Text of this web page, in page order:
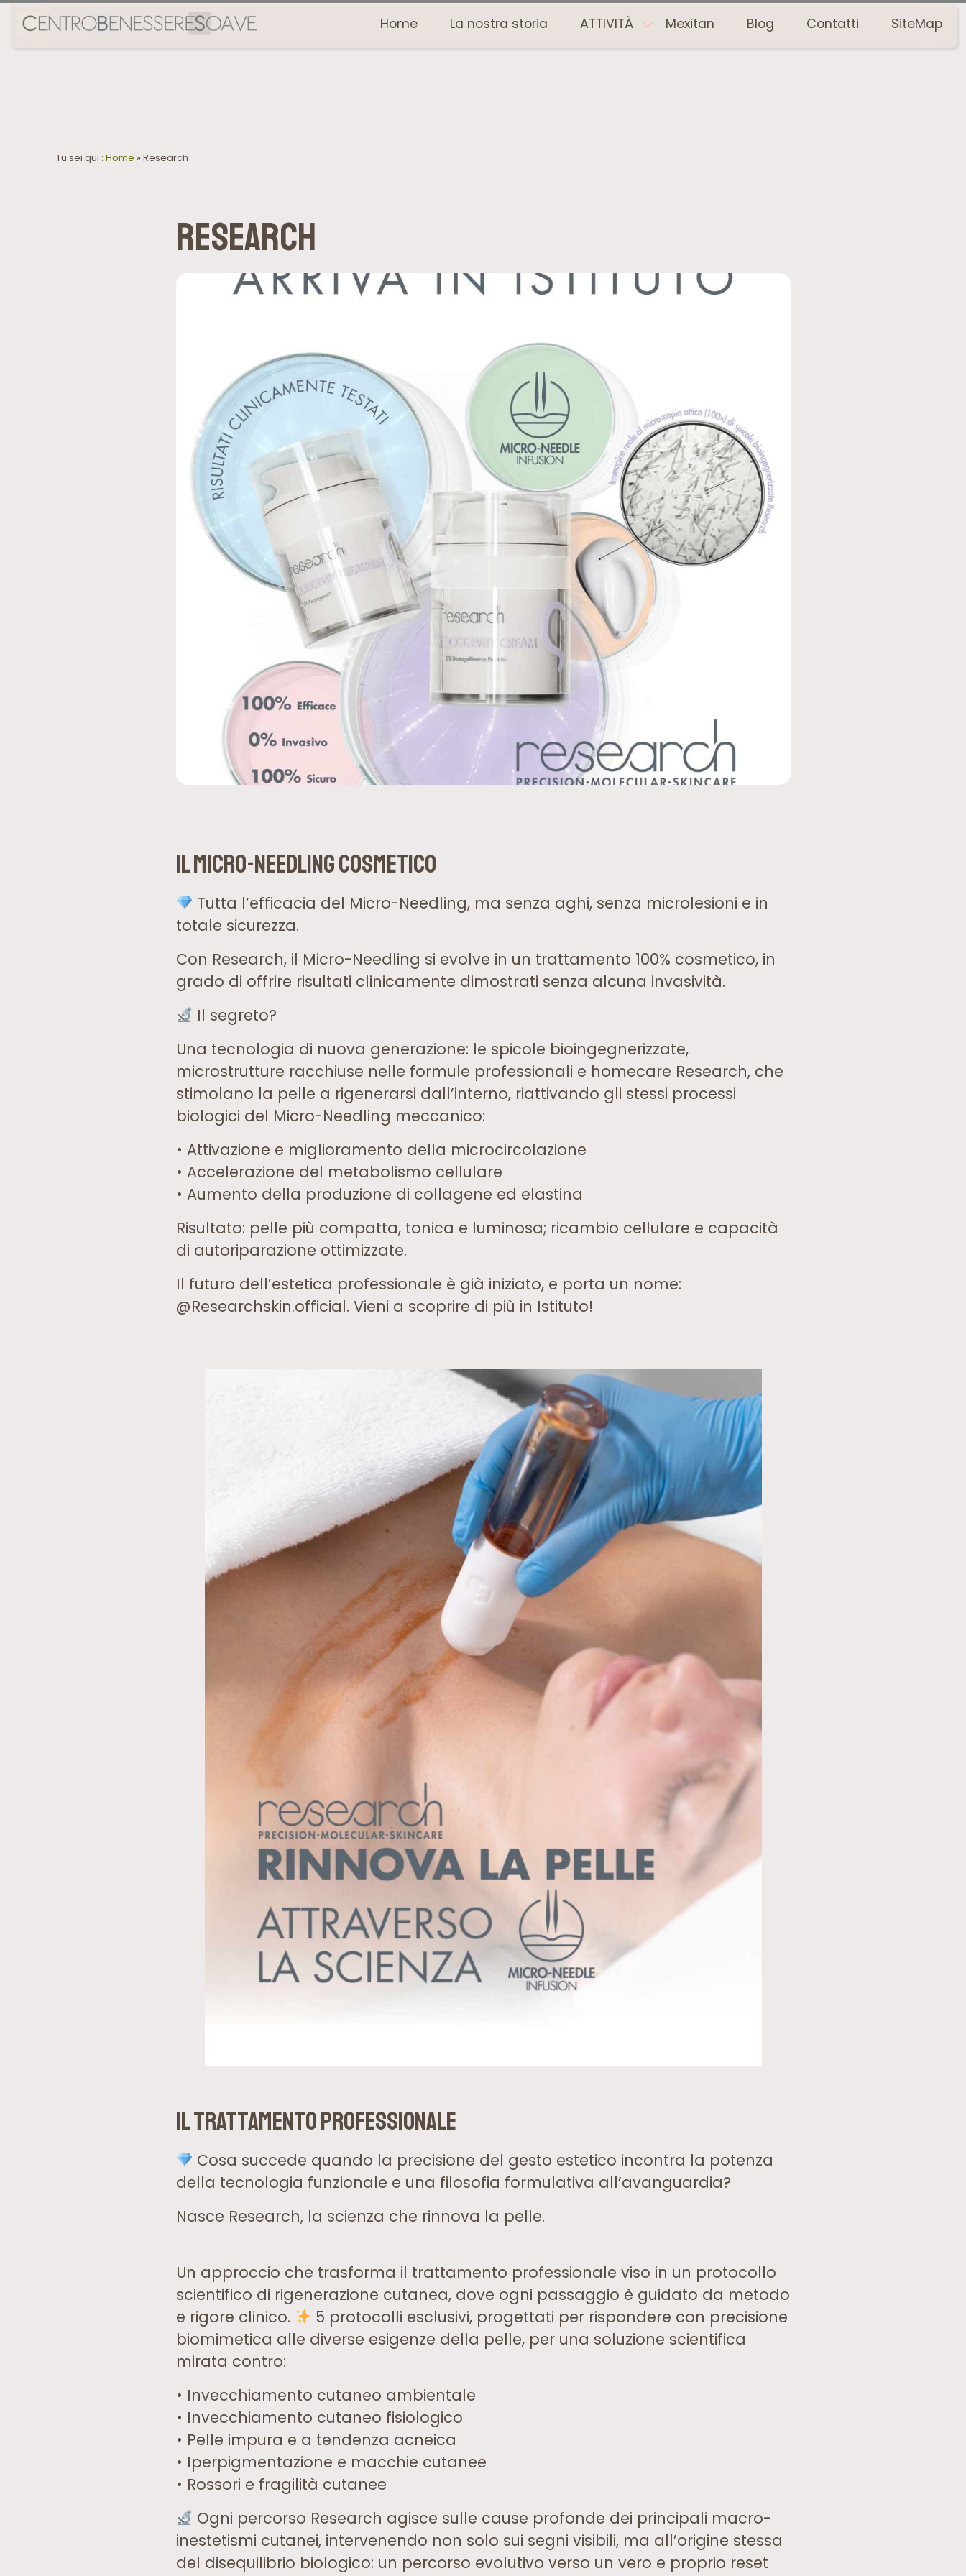
Home La nostra storia ATTIVITÀ Mexitan Blog Contatti SiteMap
Tu sei qui : Home »Research
Research
Il Micro-Needling Cosmetico
Tutta l’efficacia del Micro-Needling, ma senza aghi, senza microlesioni e in
totale sicurezza.
Con Research, il Micro-Needling si evolve in un trattamento 100% cosmetico, in
grado di offrire risultati clinicamente dimostrati senza alcuna invasività.
Il segreto?
Una tecnologia di nuova generazione: le spicole bioingegnerizzate,
microstrutture racchiuse nelle formule professionali e homecare Research, che
stimolano la pelle a rigenerarsi dall’interno, riattivando gli stessi processi
biologici del Micro-Needling meccanico:
• Attivazione e miglioramento della microcircolazione
• Accelerazione del metabolismo cellulare
• Aumento della produzione di collagene ed elastina
Risultato: pelle più compatta, tonica e luminosa; ricambio cellulare e capacità
di autoriparazione ottimizzate.
Il futuro dell’estetica professionale è già iniziato, e porta un nome:
@Researchskin.official. Vieni a scoprire di più in Istituto!
Il Trattamento Professionale
Cosa succede quando la precisione del gesto estetico incontra la potenza
della tecnologia funzionale e una filosofia formulativa all’avanguardia?
Nasce Research, la scienza che rinnova la pelle.
Un approccio che trasforma il trattamento professionale viso in un protocollo
scientifico di rigenerazione cutanea, dove ogni passaggio è guidato da metodo
e rigore clinico.
5 protocolli esclusivi, progettati per rispondere con precisione
biomimetica alle diverse esigenze della pelle, per una soluzione scientifica
mirata contro:
• Invecchiamento cutaneo ambientale
• Invecchiamento cutaneo fisiologico
• Pelle impura e a tendenza acneica
• Iperpigmentazione e macchie cutanee
• Rossori e fragilità cutanee
Ogni percorso Research agisce sulle cause profonde dei principali macro-
inestetismi cutanei, intervenendo non solo sui segni visibili, ma all’origine stessa
del disequilibrio biologico: un percorso evolutivo verso un vero e proprio reset